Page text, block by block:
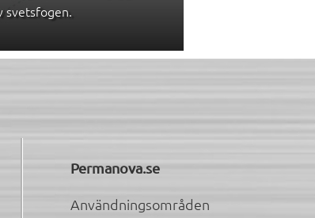
svetsfogen.
Permanova.se
Användningsområden